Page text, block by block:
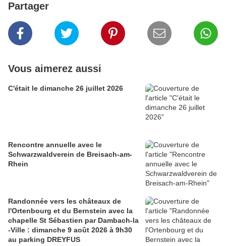
Partager
Vous aimerez aussi
C'était le dimanche 26 juillet 2026
Rencontre annuelle avec le
Schwarzwaldverein de Breisach-am-
Rhein
Randonnée vers les châteaux de
l'Ortenbourg et du Bernstein avec la
chapelle St Sébastien par Dambach-la
-Ville : dimanche 9 août 2026 à 9h30
au parking DREYFUS